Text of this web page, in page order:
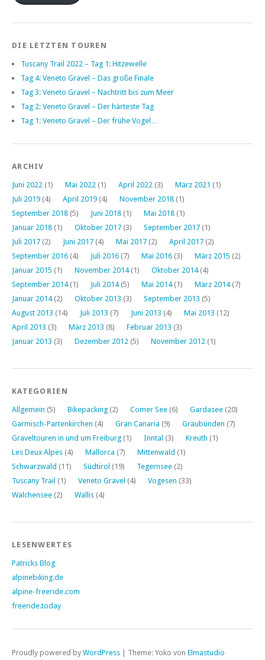
DIE LETZTEN TOUREN
Tuscany Trail 2022 – Tag 1: Hitzewelle
Tag 4: Veneto Gravel – Das große Finale
Tag 3: Veneto Gravel – Nachtritt bis zum Meer
Tag 2: Veneto Gravel – Der härteste Tag
Tag 1: Veneto Gravel – Der frühe Vogel…
ARCHIV
Juni 2022 (1) Mai 2022 (1) April 2022 (3) März 2021 (1)
Juli 2019 (4) April 2019 (4) November 2018 (1)
September 2018 (5) Juni 2018 (1) Mai 2018 (1)
Januar 2018 (1) Oktober 2017 (3) September 2017 (1)
Juli 2017 (2) Juni 2017 (4) Mai 2017 (2) April 2017 (2)
September 2016 (4) Juli 2016 (7) Mai 2016 (3) März 2015 (2)
Januar 2015 (1) November 2014(1) Oktober 2014(4)
September 2014(1) Juli 2014(5) Mai 2014(1) März 2014(7)
Januar 2014(2) Oktober 2013 (3) September 2013 (5)
August 2013 (14) Juli 2013 (7) Juni 2013 (4) Mai 2013 (12)
April 2013 (3) März 2013 (8) Februar 2013 (3)
Januar 2013 (3) Dezember 2012 (5) November 2012 (1)
KATEGORIEN
Allgemein (5) Bikepacking (2) Comer See (6) Gardasee (20)
Garmisch-Partenkirchen (4) Gran Canaria (9) Graubünden (7)
Graveltouren in und um Freiburg (1) Inntal (3) Kreuth (1)
Les Deux Alpes (4) Mallorca (7) Mittenwald (1)
Schwarzwald (11) Südtirol (19) Tegernsee (2)
Tuscany Trail (1) Veneto Gravel (4) Vogesen (33)
Walchensee (2) Wallis (4)
LESENWERTES
Patricks Blog
alpinebiking.de
alpine-freeride.com
freeride.today
Proudly powered by WordPress | Theme: Yoko von Elmastudio